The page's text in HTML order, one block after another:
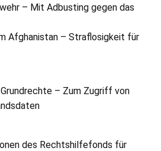
– Mit Adbusting gegen das
Afghanistan – Straflosigkeit für
– Zum Zugriff von
des Rechtshilfefonds für